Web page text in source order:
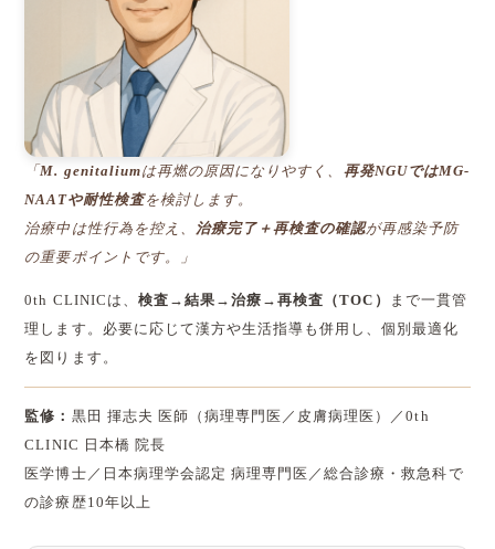
「M. genitaliumは再燃の原因になりやすく、 再発NGUではMG-
NAATや耐性検査を検討します。
治療中は性行為を控え、 治療完了＋再検査の確認が再感染予防
の重要ポイントです。」
0th CLINICは、 検査→結果→治療→再検査（TOC）
まで一貫管
理します。必要に応じて漢方や生活指導も併用し、個別最適化
を図ります。
監修： 黒田 揮志夫 医師（病理専門医／皮膚病理医）／0th
CLINIC 日本橋 院長
医学博士／日本病理学会認定 病理専門医／総合診療・救急科で
の診療歴10年以上